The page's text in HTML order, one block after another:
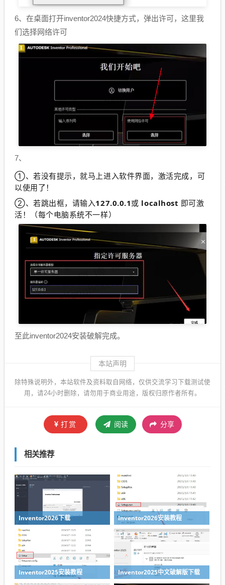
6、在桌面打开inventor2024快捷方式，弹出许可，这里我
们选择网络许可
7、
①、若没有提示，就马上进入软件界面，激活完成，可
以使用了！
②、若跳出框，请输入127.0.0.1或 localhost 即可激
活！（每个电脑系统不一样）
至此inventor2024安装破解完成。
本站声明
除特殊说明外，本站软件及资料取自网络，仅供交流学习下载测试使
用，请24小时删除，请勿用于商业用途，版权归原作者所有。
打赏 阅读 分享
相关推荐
Inventor2026下载 Inventor2026安装教程
Inventor2025安装教程 Inventor2025中文破解版下载